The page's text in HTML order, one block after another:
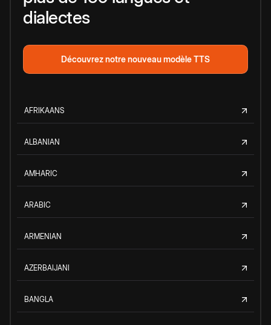
dialectes
Découvrez notre nouveau modèle TTS
AFRIKAANS
ALBANIAN
AMHARIC
ARABIC
ARMENIAN
AZERBAIJANI
BANGLA